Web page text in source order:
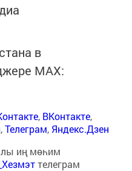
в
MАХ:
, ВКонтакте,
,Телеграм, Яндекс.Дзен
иң мөһим
телеграм